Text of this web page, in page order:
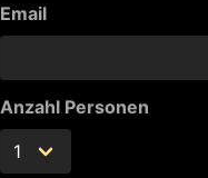
Email
Anzahl Personen